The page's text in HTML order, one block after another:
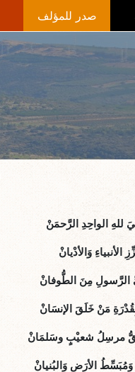
صدر للمؤلف
الواحِدِ الرَّحمَنْ
وَالأدْيانْ
الرَّسولِ مِنَ الطُّوفانْ
مَنْ خَلَقَ الإنسَانْ
مرسِلُ شعيْبٍ وسَلمَانْ
الأرَضِ وَالبُنيانْ